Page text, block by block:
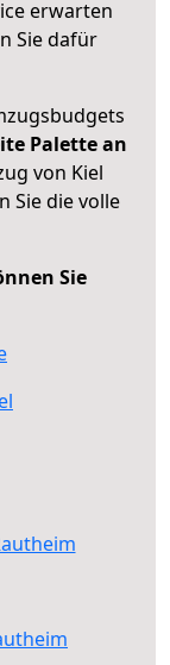
erwarten
Sie dafür
Palette an
von Kiel
Sie die volle
Sie